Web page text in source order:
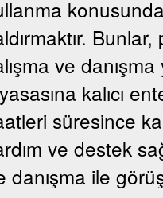
ve
kalıcı
süresince
ve destek
danışma ile